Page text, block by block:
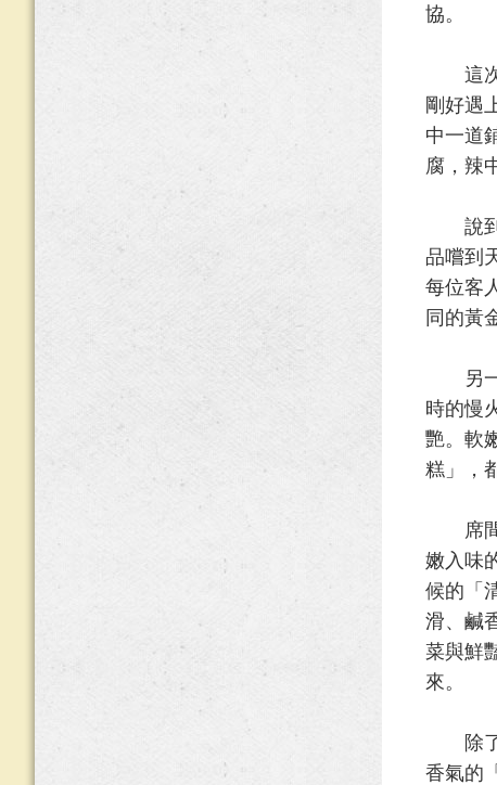
協。
這次
剛好遇
中一道
腐，辣
說到
品嚐到
每位客
同的黃
另一
時的慢
艷。軟
糕」，
席間
嫩入味
候的「
滑、鹹
菜與鮮
來。
除了
香氣的